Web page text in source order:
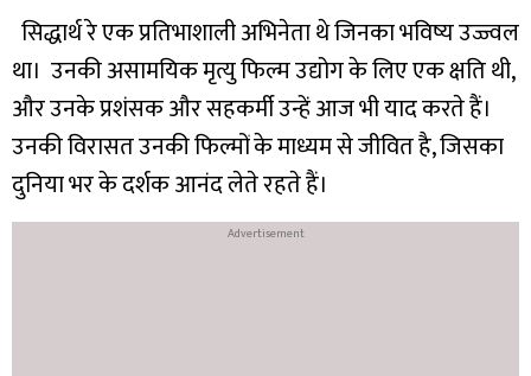
सिद्धार्थ रे एक प्रतिभाशाली अभिनेता थे जिनका भविष्य उज्ज्वल
था। उनकी असामयिक मृत्यु फिल्म उद्योग के लिए एक क्षति थी,
और उनके प्रशंसक और सहकर्मी उन्हें आज भी याद करते हैं।
उनकी विरासत उनकी फिल्मों के माध्यम से जीवित है, जिसका
दुनिया भर के दर्शक आनंद लेते रहते हैं।